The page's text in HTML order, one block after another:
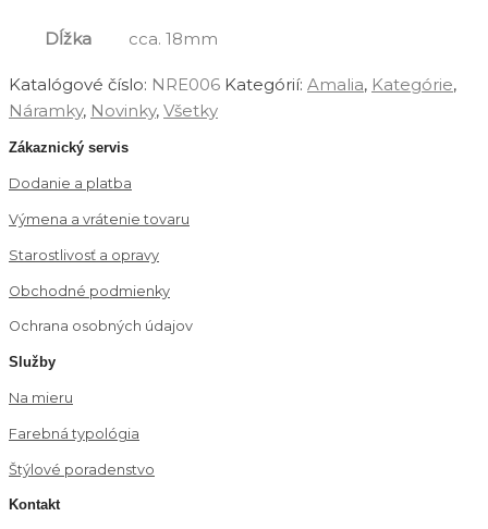
Dĺžka cca. 18mm
Katalógové číslo: NRE006 Kategórií: ‎Amalia, Kategórie,
Náramky, Novinky, ‎Všetky
Zákaznický servis
Dodanie a platba
Výmena a vrátenie tovaru
Starostlivosť a opravy
Obchodné podmienky
Ochrana osobných údajov
Služby
Na mieru
Farebná typológia
Štýlové poradenstvo
Kontakt